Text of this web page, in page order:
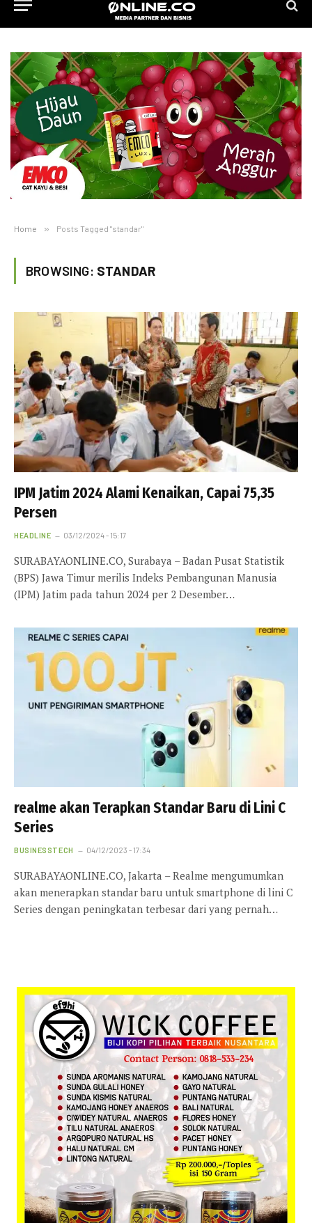
Home » Posts Tagged "standar"
BROWSING: STANDAR
IPM Jatim 2024 Alami Kenaikan, Capai 75,35
Persen
HEADLINE 03/12/2024 - 15:17
SURABAYAONLINE.CO, Surabaya – Badan Pusat Statistik
(BPS) Jawa Timur merilis Indeks Pembangunan Manusia
(IPM) Jatim pada tahun 2024 per 2 Desember…
realme akan Terapkan Standar Baru di Lini C
Series
BUSINESSTECH 04/12/2023 - 17:34
SURABAYAONLINE.CO, Jakarta – Realme mengumumkan
akan menerapkan standar baru untuk smartphone di lini C
Series dengan peningkatan terbesar dari yang pernah…